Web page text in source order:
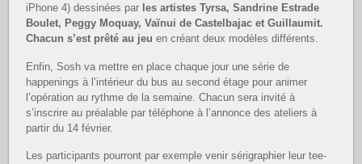
iPhone 4) dessinées par les artistes Tyrsa, Sandrine Estrade
Boulet, Peggy Moquay, Vaïnui de Castelbajac et Guillaumit.
Chacun s’est prêté au jeu en créant deux modèles différents.
Enfin, Sosh va mettre en place chaque jour une série de
happenings à l’intérieur du bus au second étage pour animer
l’opération au rythme de la semaine. Chacun sera invité à
s’inscrire au préalable par téléphone à l’annonce des ateliers à
partir du 14 février.
Les participants pourront par exemple venir sérigraphier leur tee-